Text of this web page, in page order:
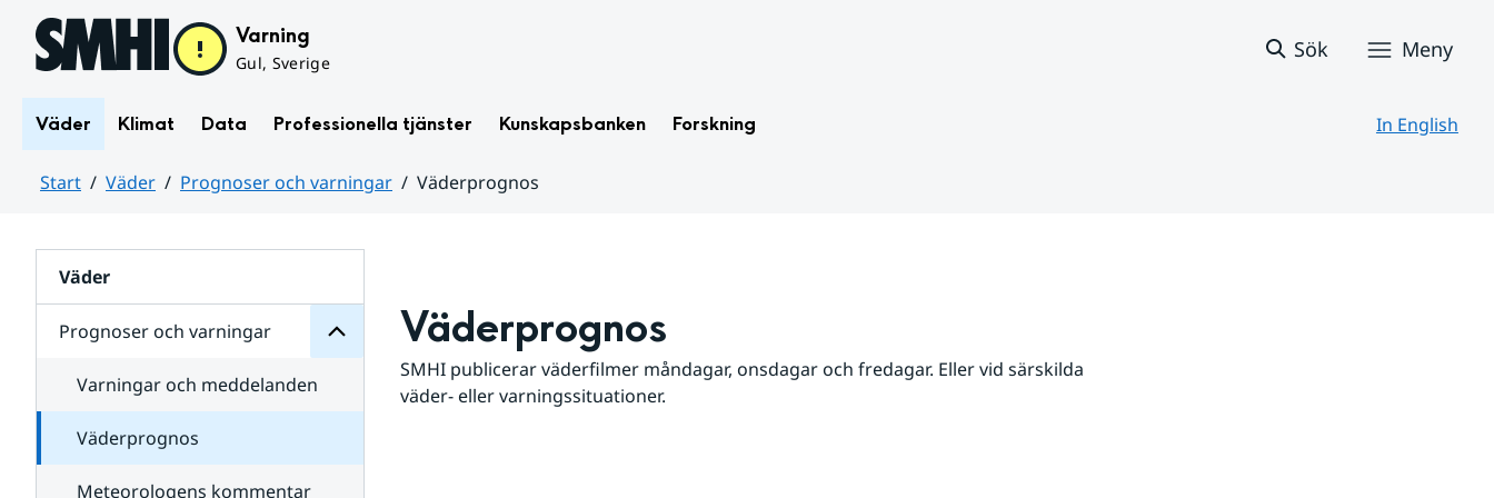
Hoppa till sidans innehåll Varning
Gul, Sverige
Sök Meny
Väder Klimat Data Professionella tjänster Kunskapsbanken Forskning In English
Start Väder Prognoser och varningar
Väderprognos
Väder
Prognoser och varningar
för
varningar
Varningar och meddelanden
Väderprognos
Meteorologens kommentar
Väderprognos
SMHI publicerar väderfilmer måndagar, onsdagar och fredagar. Eller vid särskilda
väder- eller varningssituationer.